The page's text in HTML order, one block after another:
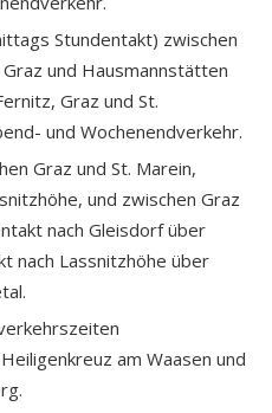
Stundentakt) zwischen
und Hausmannstätten
Graz und St.
und Wochenendverkehr.
Graz und St. Marein,
und zwischen Graz
nach Gleisdorf über
nach Lassnitzhöhe über
am Waasen und